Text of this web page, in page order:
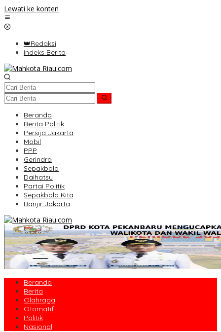
Lewati ke konten
👑Redaksi
Indeks Berita
Beranda
Berita Politik
Persija Jakarta
Mobil
PPP
Gerindra
Sepakbola
Daihatsu
Partai Politik
Sepakbola Kita
Banjir Jakarta
Beranda
Berita
Olahraga
Otomatif
Politik
Nasional